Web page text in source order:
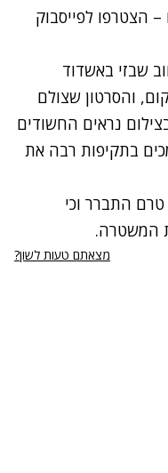
– הצטרפו לפייסבוק
שבזי באשדוד
והסרטון שצולם
נראים החשודים
בתקיפות רבה את
התברר וכי
המשטרה.
מצאתם טעות לשון?